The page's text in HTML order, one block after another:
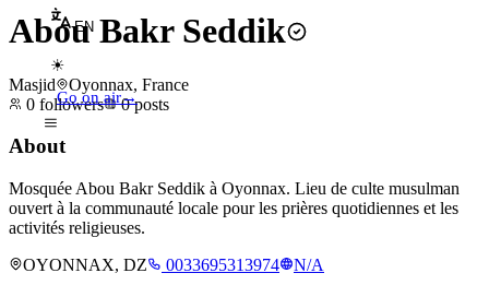
EN
☀
Go on air→
Abou Bakr Seddik
Masjid
Oyonnax, France
0 followers 0 posts
About
Mosquée Abou Bakr Seddik à Oyonnax. Lieu de culte musulman
ouvert à la communauté locale pour les prières quotidiennes et les
activités religieuses.
OYONNAX, DZ
0033695313974
N/A